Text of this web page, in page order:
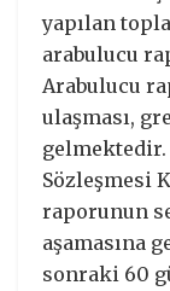
yapılan
arabulucu
Arabulucu
ulaşması,
gelmektedir.
Sözleşmesi
raporunun
aşamasına
sonraki 60